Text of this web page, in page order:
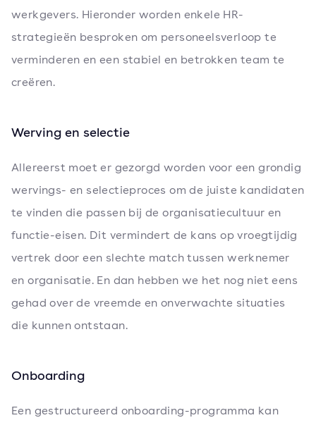
werkgevers. Hieronder worden enkele HR-
strategieën besproken om personeelsverloop te
verminderen en een stabiel en betrokken team te
creëren.
Werving en selectie
Allereerst moet er gezorgd worden voor een grondig
wervings- en selectieproces om de juiste kandidaten
te vinden die passen bij de organisatiecultuur en
functie-eisen. Dit vermindert de kans op vroegtijdig
vertrek door een slechte match tussen werknemer
en organisatie. En dan hebben we het nog niet eens
gehad over de vreemde en onverwachte situaties
die kunnen ontstaan.
Onboarding
Een gestructureerd onboarding-programma kan